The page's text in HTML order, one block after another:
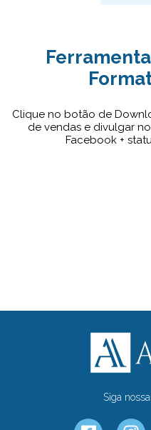
Clique no botão de
de vendas e divulgar
Facebook +
Siga